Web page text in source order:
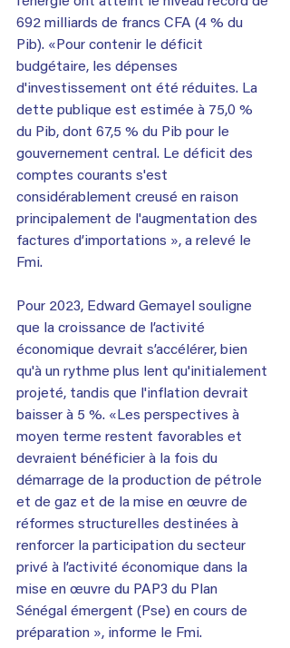
692 milliards de francs CFA (4 % du
Pib). «Pour contenir le déficit
budgétaire, les dépenses
d'investissement ont été réduites. La
dette publique est estimée à 75,0 %
du Pib, dont 67,5 % du Pib pour le
gouvernement central. Le déficit des
comptes courants s'est
considérablement creusé en raison
principalement de l'augmentation des
factures d’importations », a relevé le
Fmi.
Pour 2023, Edward Gemayel souligne
que la croissance de l’activité
économique devrait s’accélérer, bien
qu'à un rythme plus lent qu'initialement
projeté, tandis que l'inflation devrait
baisser à 5 %. «Les perspectives à
moyen terme restent favorables et
devraient bénéficier à la fois du
démarrage de la production de pétrole
et de gaz et de la mise en œuvre de
réformes structurelles destinées à
renforcer la participation du secteur
privé à l’activité économique dans la
mise en œuvre du PAP3 du Plan
Sénégal émergent (Pse) en cours de
préparation », informe le Fmi.